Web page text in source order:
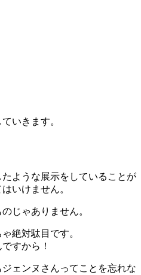
いきます。
ような展示をしていることが
いけません。
じゃありません。
絶対駄目です。
すから！
ェンヌさんってことを忘れな